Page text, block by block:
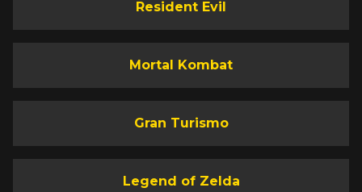
Resident Evil
Mortal Kombat
Gran Turismo
Legend of Zelda